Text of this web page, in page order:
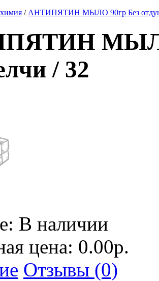
/ АНТИПЯТИН МЫЛО 90гр Без
МЫЛО
/ 32
В наличии
цена: 0.00р.
Отзывы (0)